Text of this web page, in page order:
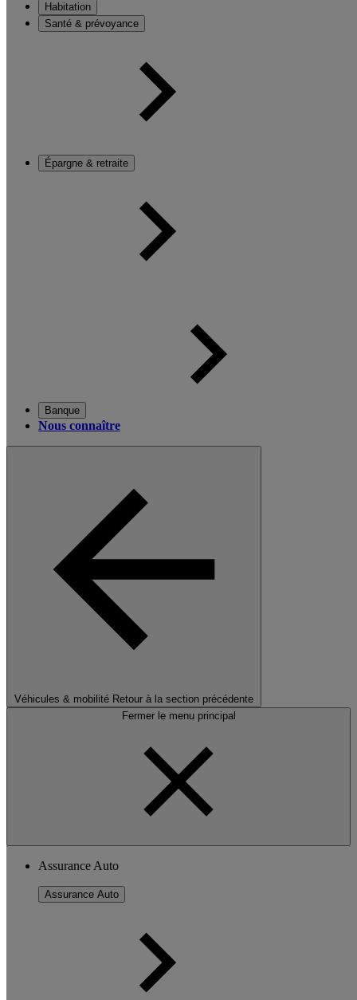
Habitation
Santé & prévoyance
Épargne & retraite
Banque
Nous connaître
Véhicules & mobilité Retour à la section précédente
Fermer le menu principal
Assurance Auto
Assurance Auto